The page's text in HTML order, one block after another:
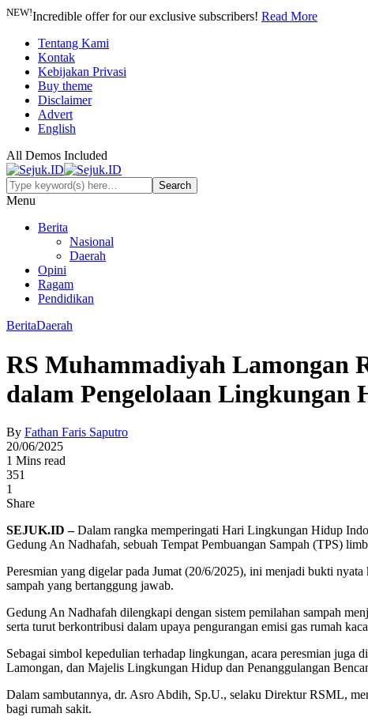
NEW!Incredible offer for our exclusive subscribers! Read More
Tentang Kami
Kontak
Kebijakan Privasi
Buy theme
Disclaimer
Advert
English
All Demos Included
Menu
Berita
Nasional
Daerah
Opini
Ragam
Pendidikan
BeritaDaerah
RS Muhammadiyah Lamongan
dalam Pengelolaan Lingkungan
By Fathan Faris Saputro
20/06/2025
1 Mins read
351
1
Share
SEJUK.ID –Dalam rangka memperingati Hari Lingkungan Hidup
Gedung An Nadhafah, sebuah Tempat Pembuangan Sampah (TPS)
Peresmian yang digelar pada Jumat (20/6/2025), ini menjadi bukti
sampah yang bertanggung jawab.
Gedung An Nadhafah dilengkapi dengan sistem pemilahan sampah
serta turut berkontribusi dalam upaya pengurangan emisi gas rumah
Sebagai simbol kepedulian terhadap lingkungan, acara peresmian
Lamongan, dan Majelis Lingkungan Hidup dan Penanggulangan
Dalam sambutannya, dr. Asro Abdih, Sp.U., selaku Direktur RSML,
bagi rumah sakit.